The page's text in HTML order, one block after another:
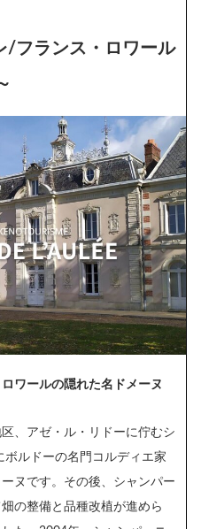
/フランス・ロワール
ワールの隠れた名ドメーヌ
、アゼ・ル・リドーに佇むシ
ルドーの名門コルディエ家
ヌです。その後、シャンパー
の整備と品種改植が進めら